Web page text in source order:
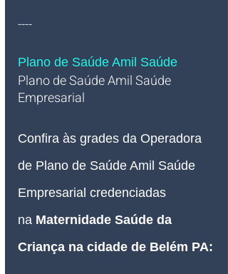
----
Plano de Saúde Amil Saúde
Plano de Saúde Amil Saúde
Empresarial
Confira às grades da Operadora
de Plano de Saúde Amil Saúde
Empresarial credenciadas
na Maternidade Saúde da
Criança na cidade de Belém PA: